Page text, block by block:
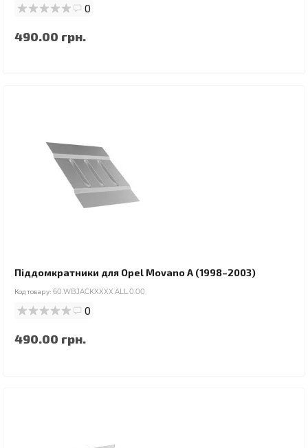
0
490.00 грн.
Піддомкратники для Opel Movano A (1998–2003)
Код товару: 60.WBJACKXXXX.ALL.0.00
0
490.00 грн.